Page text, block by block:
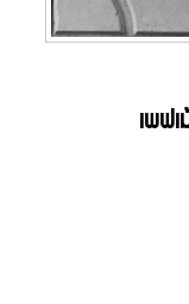
เพฟ